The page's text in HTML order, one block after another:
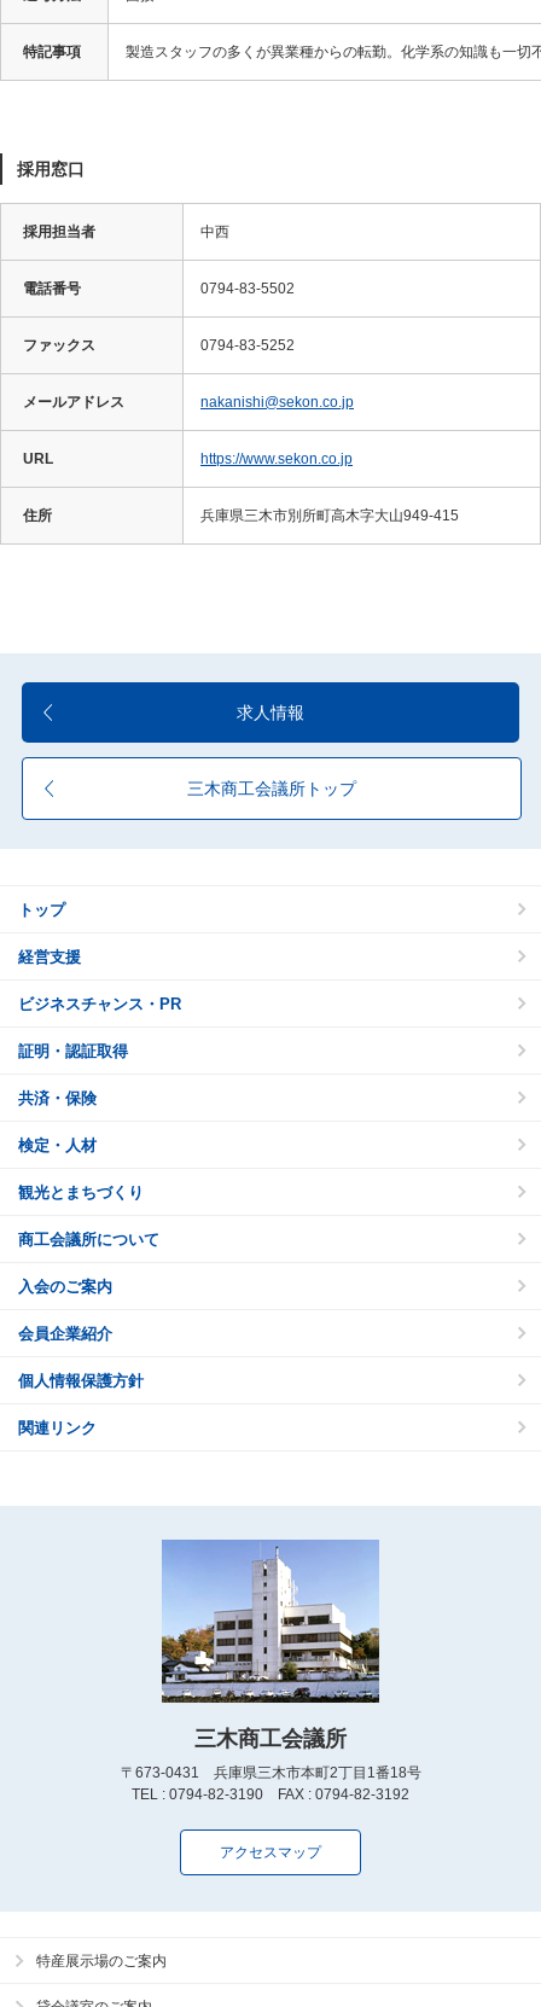
特記事項 製造スタッフの多くが異業種からの転勤。化学系の知識も一
採用窓口
採用担当者 中西
電話番号 0794-83-5502
ファックス 0794-83-5252
メールアドレス nakanishi@sekon.co.jp
URL https://www.sekon.co.jp
住所 兵庫県三木市別所町高木字大山949-415
求人情報
三木商工会議所トップ
トップ
経営支援
ビジネスチャンス・PR
証明・認証取得
共済・保険
検定・人材
観光とまちづくり
商工会議所について
入会のご案内
会員企業紹介
個人情報保護方針
関連リンク
三木商工会議所
〒673-0431 兵庫県三木市本町2丁目1番18号
TEL : 0794-82-3190 FAX : 0794-82-3192
アクセスマップ
特産展示場のご案内